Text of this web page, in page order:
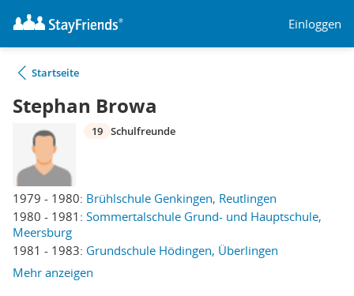
Einloggen
Startseite
Stephan Browa
1979 - 1980: Brühlschule Genkingen, Reutlingen
1980 - 1981: Sommertalschule Grund- und Hauptschule,
Meersburg
1981 - 1983: Grundschule Hödingen, Überlingen
Mehr anzeigen
19 Schulfreunde